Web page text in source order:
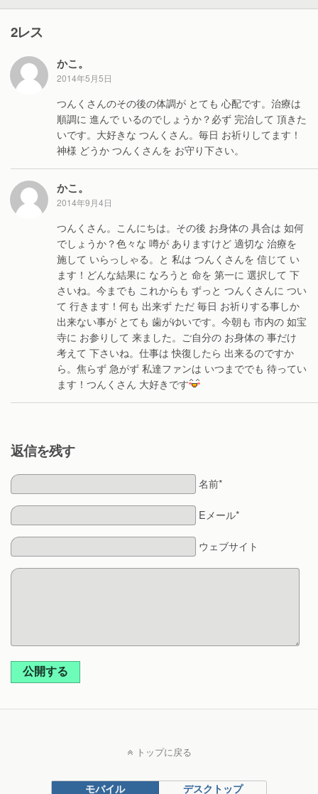
2レス
かこ。
2014年5月5日
つんくさんのその後の体調が とても 心配です。治療は
順調に 進んで いるのでしょうか？必ず 完治して 頂きた
いです。大好きな つんくさん。毎日 お祈りしてます！
神様 どうか つんくさんを お守り下さい。
かこ。
2014年9月4日
つんくさん。こんにちは。その後 お身体の 具合は 如何
でしょうか？色々な 噂が ありますけど 適切な 治療を
施して いらっしゃる。と 私は つんくさんを 信じて い
ます！どんな結果に なろうと 命を 第一に 選択して 下
さいね。今までも これからも ずっと つんくさんに つい
て 行きます！何も 出来ず ただ 毎日 お祈りする事しか
出来ない事が とても 歯がゆいです。今朝も 市内の 如宝
寺に お参りして 来ました。ご自分の お身体の 事だけ
考えて 下さいね。仕事は 快復したら 出来るのですか
ら。焦らず 急がず 私達ファンは いつまででも 待ってい
ます！つんくさん 大好きです
返信を残す
名前*
Eメール*
ウェブサイト
公開する
トップに戻る
モバイル デスクトップ